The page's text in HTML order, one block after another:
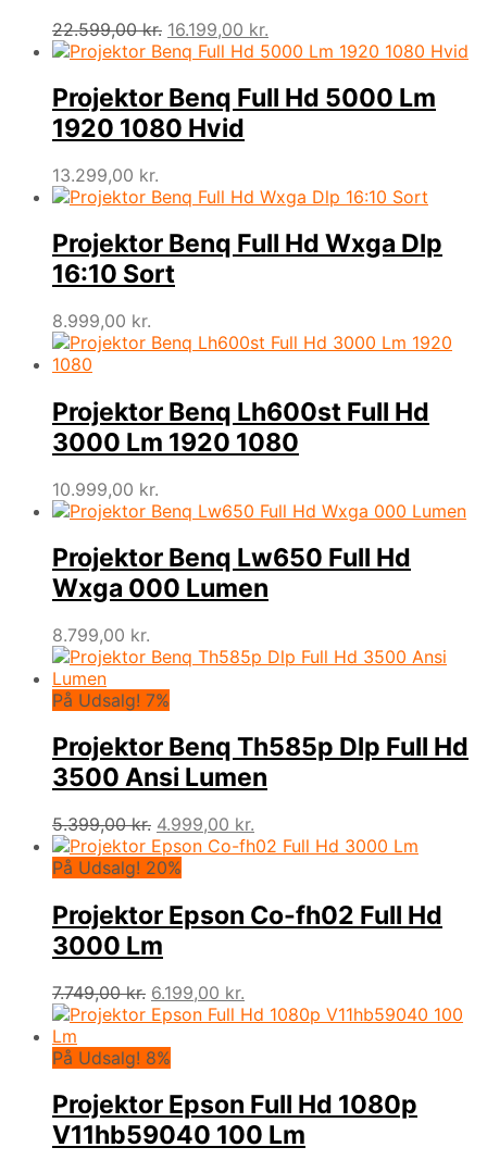
22.599,00kr. Den
oprindelige
var:
22.599,00 kr..
16.199,00 kr.
aktuelle
er:
16.199,00 kr..
Projektor Benq Full Hd 5000 Lm
1920 1080 Hvid
13.299,00 kr.
Projektor Benq Full Hd Wxga Dlp
16:10 Sort
8.999,00 kr.
Projektor Benq Lh600st Full Hd
3000 Lm 1920 1080
10.999,00 kr.
Projektor Benq Lw650 Full Hd
Wxga 000 Lumen
8.799,00 kr.
På Udsalg! 7%
Projektor Benq Th585p Dlp Full Hd
3500 Ansi Lumen
5.399,00kr. Den
oprindelige
pris
5.399,00 kr..
4.999,00 kr.
aktuelle
4.999,00 kr..
På Udsalg! 20%
Projektor Epson Co-fh02 Full Hd
3000 Lm
7.749,00kr. Den
oprindelige
var:
6.199,00 kr.
aktuelle
På Udsalg! 8%
Projektor Epson Full Hd 1080p
V11hb59040 100 Lm